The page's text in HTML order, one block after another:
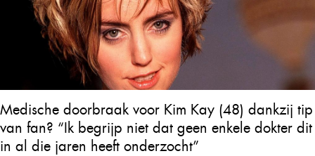
Medische doorbraak voor Kim Kay (48) dankzij tip
van fan? “Ik begrijp niet dat geen enkele dokter dit
in al die jaren heeft onderzocht”